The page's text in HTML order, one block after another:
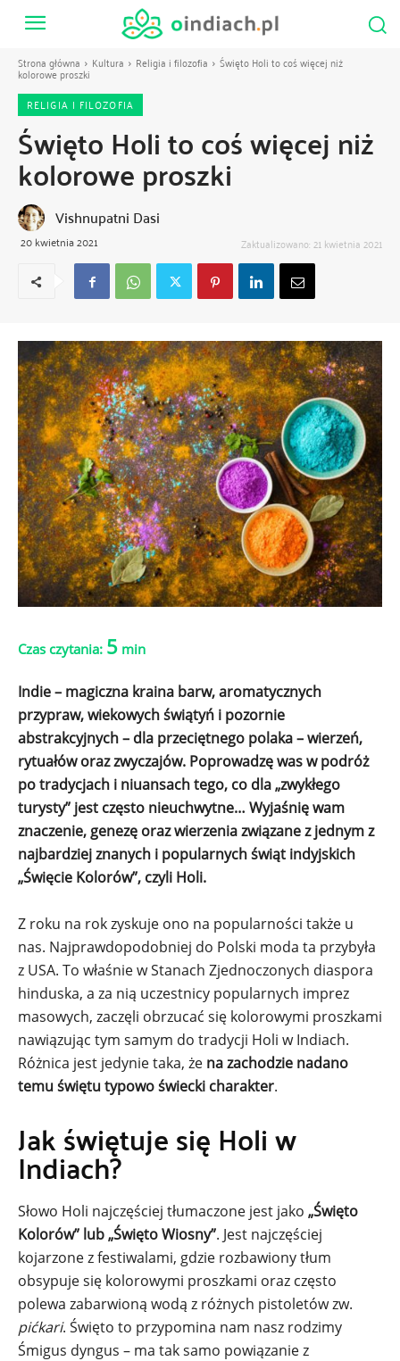
Strona główna Kultura Religia i filozofia Święto Holi to coś więcej niż
kolorowe proszki
RELIGIA I FILOZOFIA
Święto Holi to coś więcej niż
kolorowe proszki
Vishnupatni Dasi
20 kwietnia 2021 Zaktualizowano: 21 kwietnia 2021
Czas czytania: 5 min
Indie – magiczna kraina barw, aromatycznych
przypraw, wiekowych świątyń i pozornie
abstrakcyjnych – dla przeciętnego polaka – wierzeń,
rytuałów oraz zwyczajów. Poprowadzę was w podróż
po tradycjach i niuansach tego, co dla „zwykłego
turysty” jest często nieuchwytne… Wyjaśnię wam
znaczenie, genezę oraz wierzenia związane z jednym z
najbardziej znanych i popularnych świąt indyjskich
„Święcie Kolorów”, czyli Holi.
Z roku na rok zyskuje ono na popularności także u
nas. Najprawdopodobniej do Polski moda ta przybyła
z USA. To właśnie w Stanach Zjednoczonych diaspora
hinduska, a za nią uczestnicy popularnych imprez
masowych, zaczęli obrzucać się kolorowymi proszkami
nawiązując tym samym do tradycji Holi w Indiach.
Różnica jest jedynie taka, że na zachodzie nadano
temu świętu typowo świecki charakter.
Jak świętuje się Holi w
Indiach?
Słowo Holi najczęściej tłumaczone jest jako „Święto
Kolorów” lub „Święto Wiosny”. Jest najczęściej
kojarzone z festiwalami, gdzie rozbawiony tłum
obsypuje się kolorowymi proszkami oraz często
polewa zabarwioną wodą z różnych pistoletów zw.
pićkari. Święto to przypomina nam nasz rodzimy
Śmigus dyngus – ma tak samo powiązanie z